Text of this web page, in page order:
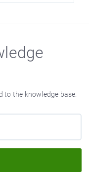
to the knowledge base.